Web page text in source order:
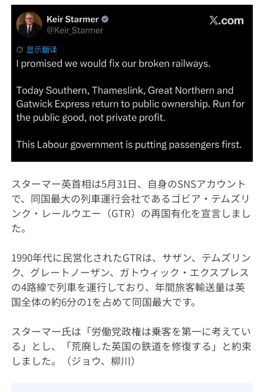
スターマー英首相は5月31日、自身のSNSアカウント
で、同国最大の列車運行会社であるゴビア・テムズリ
ンク・レールウエー（GTR）の再国有化を宣言しまし
た。
1990年代に民営化されたGTRは、サザン、テムズリン
ク、グレートノーザン、ガトウィック・エクスプレス
の4路線で列車を運行しており、年間旅客輸送量は英
国全体の約6分の1を占めて同国最大です。
スターマー氏は「労働党政権は乗客を第一に考えてい
る」とし、「荒廃した英国の鉄道を修復する」と約束
しました。（ジョウ、柳川）